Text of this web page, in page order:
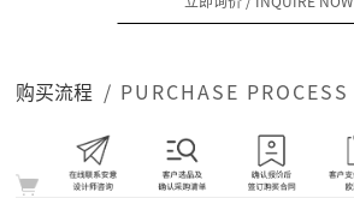
购买流程 / PURCHASE PROCESS